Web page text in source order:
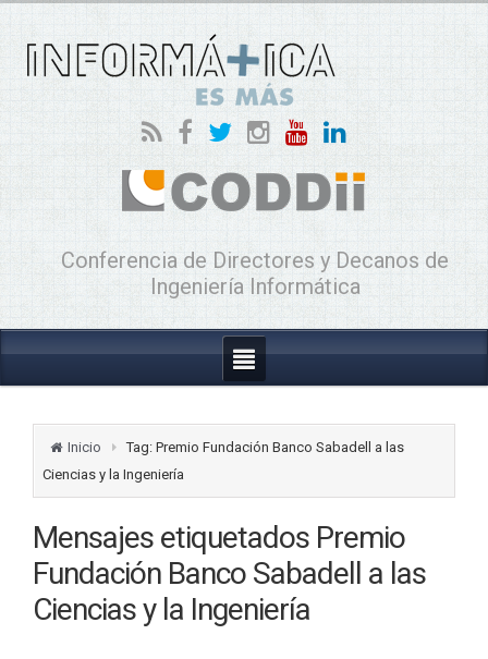
Conferencia de Directores y Decanos de
Ingeniería Informática
Inicio
Tag: Premio Fundación Banco Sabadell a las
Ciencias y la Ingeniería
Mensajes etiquetados Premio
Fundación Banco Sabadell a las
Ciencias y la Ingeniería